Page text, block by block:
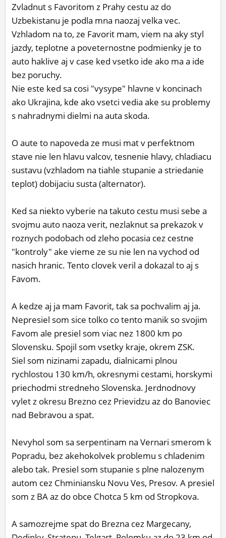
Zvladnut s Favoritom z Prahy cestu az do
Uzbekistanu je podla mna naozaj velka vec.
Vzhladom na to, ze Favorit mam, viem na aky styl
jazdy, teplotne a poveternostne podmienky je to
auto haklive aj v case ked vsetko ide ako ma a ide
bez poruchy.
Nie este ked sa cosi "vysype" hlavne v koncinach
ako Ukrajina, kde ako vsetci vedia ake su problemy
s nahradnymi dielmi na auta skoda.
O aute to napoveda ze musi mat v perfektnom
stave nie len hlavu valcov, tesnenie hlavy, chladiacu
sustavu (vzhladom na tiahle stupanie a striedanie
teplot) dobijaciu susta (alternator).
Ked sa niekto vyberie na takuto cestu musi sebe a
svojmu auto naoza verit, nezlaknut sa prekazok v
roznych podobach od zleho pocasia cez cestne
"kontroly" ake vieme ze su nie len na vychod od
nasich hranic. Tento clovek veril a dokazal to aj s
Favom.
A kedze aj ja mam Favorit, tak sa pochvalim aj ja.
Nepresiel som sice tolko co tento manik so svojim
Favom ale presiel som viac nez 1800 km po
Slovensku. Spojil som vsetky kraje, okrem ZSK.
Siel som nizinami zapadu, dialnicami plnou
rychlostou 130 km/h, okresnymi cestami, horskymi
priechodmi stredneho Slovenska. Jerdnodnovy
vylet z okresu Brezno cez Prievidzu az do Banoviec
nad Bebravou a spat.
Nevyhol som sa serpentinam na Vernari smerom k
Popradu, bez akehokolvek problemu s chladenim
alebo tak. Presiel som stupanie s plne nalozenym
autom cez Chminiansku Novu Ves, Presov. A presiel
som z BA az do obce Chotca 5 km od Stropkova.
A samozrejme spat do Brezna cez Margecany,